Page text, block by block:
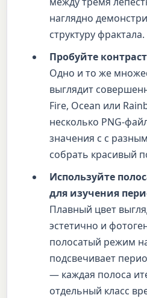
наглядно
структуру фрактала.
Пробуйте
Одно и то же
выглядит
Fire, Ocean или
несколько PNG-
значения c с
собрать красивый
Используйте
для изучения
Плавный цвет
эстетично и
полосатый режим
подсвечивает
— каждая полоса
отдельный класс